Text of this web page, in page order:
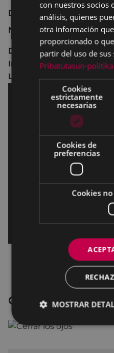
Drama.
No recomendada para
Dirección: M aïwenn.
Intérpretes:Maïwenn,
Lavernhe.
Cerrar los ojos
con nuestros socios
análisis, quienes
otra información
proporcionado o
partir del uso de sus
Pribatutasun-politika
Cookies
estrictamente
necesarias
Cookies de
preferencias
Cookies
MOSTRAR